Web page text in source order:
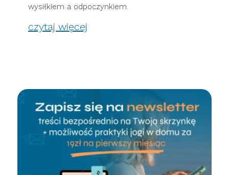
wysiłkiem a odpoczynkiem.
czytaj więcej